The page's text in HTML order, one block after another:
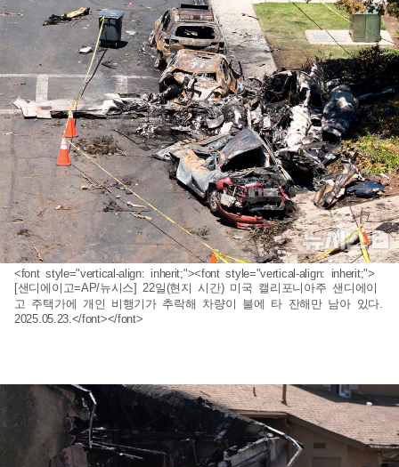
<font style="vertical-align: inherit;"><font style="vertical-align: inherit;">
[샌디에이고=AP/뉴시스] 22일(현지 시간) 미국 캘리포니아주 샌디에이
고 주택가에 개인 비행기가 추락해 차량이 불에 타 잔해만 남아 있다.
2025.05.23.</font></font>